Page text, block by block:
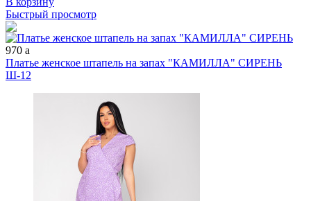
Быстрый просмотр
970 a
Платье женское штапель на запах "КАМИЛЛА" СИРЕНЬ
Ш-12